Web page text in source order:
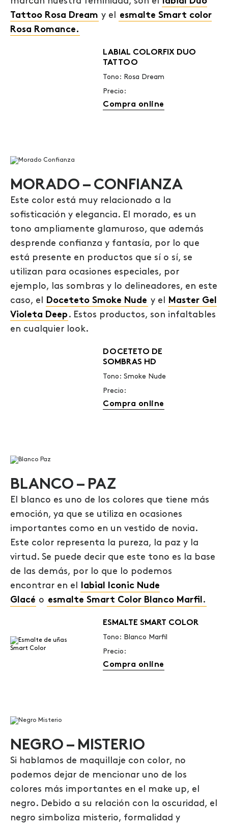
Tattoo Rosa Dream y el esmalte Smart color
Rosa Romance.
LABIAL COLORFIX DUO
TATTOO
Tono: Rosa Dream
Precio:
Compra online
MORADO – CONFIANZA
Este color está muy relacionado a la
sofisticación y elegancia. El morado, es un
tono ampliamente glamuroso, que además
desprende confianza y fantasía, por lo que
está presente en productos que sí o sí, se
utilizan para ocasiones especiales, por
ejemplo, las sombras y lo delineadores, en este
caso, el Doceteto Smoke Nude y el Master Gel
Violeta Deep . Estos productos, son infaltables
en cualquier look.
DOCETETO DE
SOMBRAS HD
Tono: Smoke Nude
Precio:
Compra online
BLANCO – PAZ
El blanco es uno de los colores que tiene más
emoción, ya que se utiliza en ocasiones
importantes como en un vestido de novia.
Este color representa la pureza, la paz y la
virtud. Se puede decir que este tono es la base
de las demás, por lo que lo podemos
encontrar en el labial Iconic Nude
Glacé o esmalte Smart Color Blanco Marfil.
ESMALTE SMART COLOR
Tono: Blanco Marfil
Precio:
Compra online
NEGRO – MISTERIO
Si hablamos de maquillaje con color, no
podemos dejar de mencionar uno de los
colores más importantes en el make up, el
negro. Debido a su relación con la oscuridad, el
negro simboliza misterio, formalidad y